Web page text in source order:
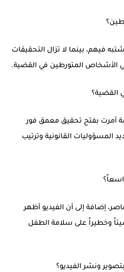
فيهم، بينما لا تزال التحقيقات
الأشخاص المتورطين في القضية.
القضية؟
أمرت بفتح تحقيق معمق فور
المسؤوليات القانونية وترتيب
إضافة إلى أن الفيديو أظهر
وخطيراً على سلامة الطفل
ونشر الفيديو؟